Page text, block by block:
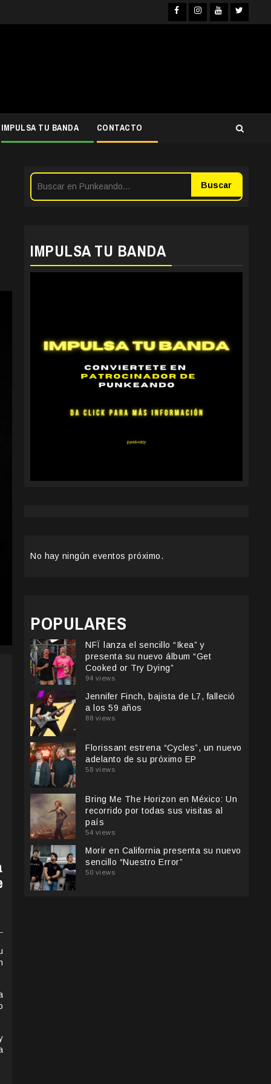
Facebook
Instagram
IMPULSA TU BANDA CONTACTO
Buscar
IMPULSA TU BANDA
No hay ningún eventos próximo.
POPULARES
NFÏ lanza el sencillo “Ikea” y
presenta su nuevo álbum “Get
Cooked or Try Dying”
94 views
Jennifer Finch, bajista de L7, falleció
a los 59 años
88 views
Florissant estrena “Cycles”, un nuevo
adelanto de su próximo EP
58 views
Bring Me The Horizon en México: Un
recorrido por todas sus visitas al
país
54 views
Morir en California presenta su nuevo
sencillo “Nuestro Error”
50 views